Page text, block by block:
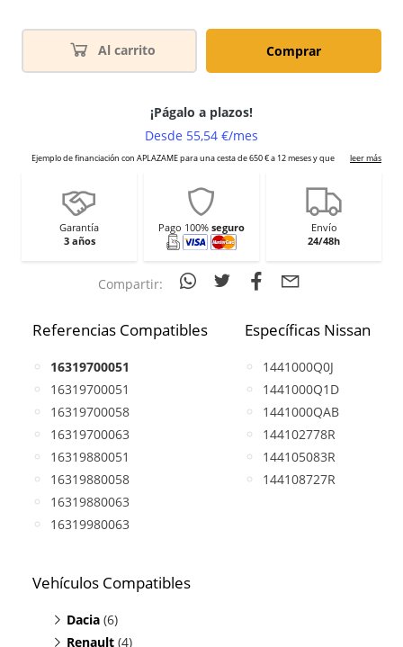
Al carrito Comprar
Garantía
3 años
Pago 100% seguro
Envío
24/48h
Compartir:
Referencias Compatibles
16319700051
16319700051
16319700058
16319700063
16319880051
16319880058
16319880063
16319980063
Específicas Nissan
1441000Q0J
1441000Q1D
1441000QAB
144102778R
144105083R
144108727R
Vehículos Compatibles
Dacia (6)
Duster 1.0
Renault (4)